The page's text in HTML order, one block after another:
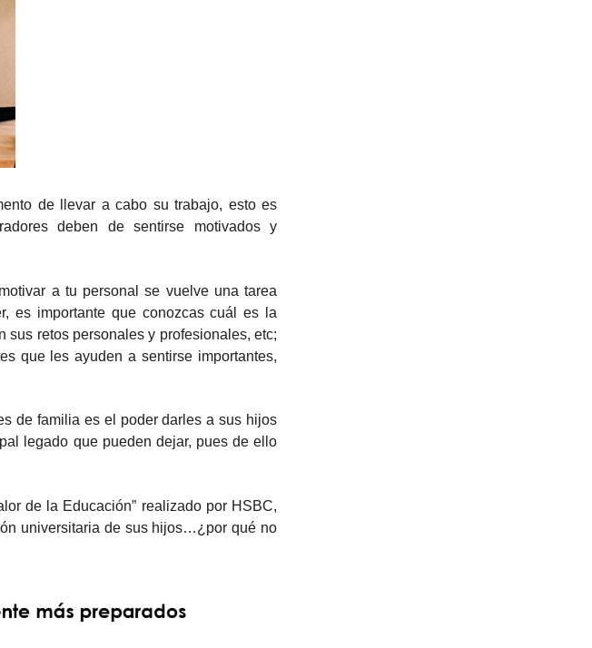
de llevar a cabo su trabajo, esto es
deben de sentirse motivados y
a tu personal se vuelve una tarea
es importante que conozcas cuál es la
retos personales y profesionales, etc;
que les ayuden a sentirse importantes,
de familia es el poder darles a sus hijos
legado que pueden dejar, pues de ello
de la Educación” realizado por HSBC,
universitaria de sus hijos…¿por qué no